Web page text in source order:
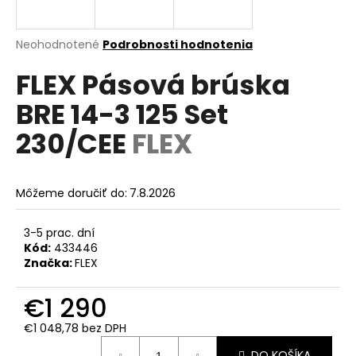
Priemerné
produktu
je
0,0
5
hviezdičiek.
Neohodnotené Podrobnosti hodnotenia
FLEX Pásová brúska
BRE 14-3 125 Set
230/CEE FLEX
Môžeme doručiť do: 7.8.2026
3-5 prac. dní
Kód: 433446
Značka:FLEX
€1 290
€1 048,78 bez DPH
j
ť
?
O
d
p
o